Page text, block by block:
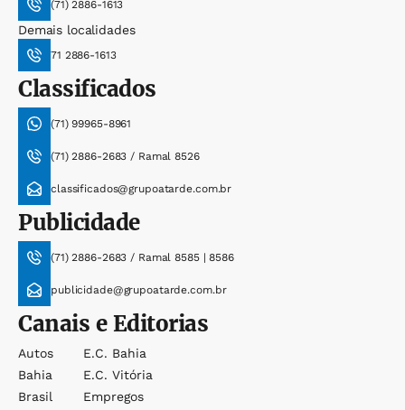
(71) 2886-1613
Demais localidades
71 2886-1613
Classificados
(71) 99965-8961
(71) 2886-2683 / Ramal 8526
classificados@grupoatarde.com.br
Publicidade
(71) 2886-2683 / Ramal 8585 | 8586
publicidade@grupoatarde.com.br
Canais e Editorias
Autos
Bahia
Brasil
E.c. Bahia
E.c. Vitória
Empregos